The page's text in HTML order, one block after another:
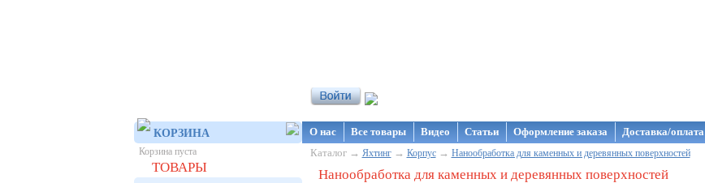
КОРЗИНА
Корзина пуста
ТОВАРЫ
О нас Все товары Видео Статьи Оформление заказа Доставка/оплата
Каталог → Яхтинг→ Корпус→ Нанообработка для каменных и деревянных поверхностей
Нанообработка для каменных и деревянных поверхностей